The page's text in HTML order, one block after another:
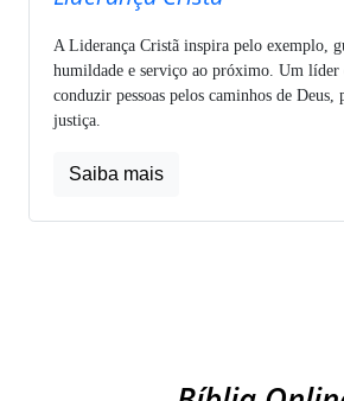
A Liderança Cristã inspira pelo exemplo,
humildade e serviço ao próximo. Um líder
conduzir pessoas pelos caminhos de Deus,
justiça.
Saiba mais